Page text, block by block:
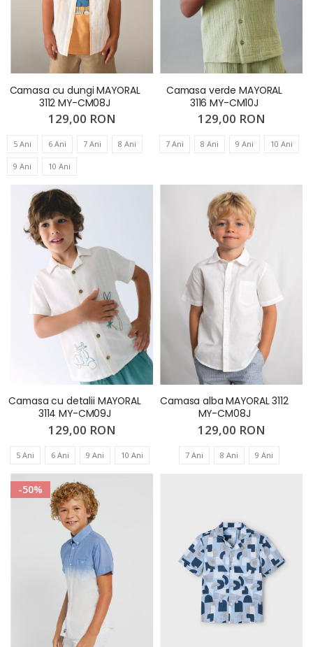
Camasa cu dungi MAYORAL
3112 MY-CM08J
129,00 RON
5 Ani 6 Ani 7 Ani 8 Ani
9 Ani 10 Ani
Camasa verde MAYORAL
3116 MY-CM10J
129,00 RON
7 Ani 8 Ani 9 Ani 10 Ani
Camasa cu detalii MAYORAL
3114 MY-CM09J
129,00 RON
5 Ani 6 Ani 9 Ani 10 Ani
Camasa alba MAYORAL 3112
MY-CM08J
129,00 RON
7 Ani 8 Ani 9 Ani
-50%